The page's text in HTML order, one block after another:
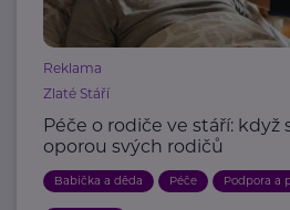
Reklama
Zlaté Stáří
Péče o rodiče ve stáří: když
oporou svých rodičů
Babička a děda Péče Podpora a